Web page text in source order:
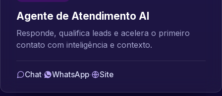
Agente de Atendimento AI
Responde, qualifica leads e acelera o primeiro
contato com inteligência e contexto.
Chat· WhatsApp· Site